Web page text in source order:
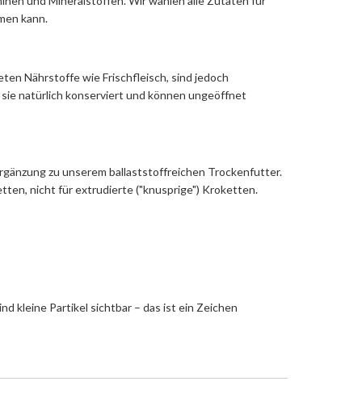
kann.
Nährstoffe wie Frischfleisch, sind jedoch
natürlich konserviert und können ungeöffnet
zu unserem ballaststoffreichen Trockenfutter.
nicht für extrudierte ("knusprige") Kroketten.
kleine Partikel sichtbar – das ist ein Zeichen